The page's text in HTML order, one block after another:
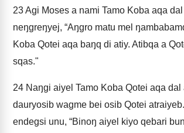
23Agi Moses a nami Tamo Koba aqa
neŋgreŋyej, “Aŋgro matu mel
Koba Qotei aqa baŋq di atiy. Atibqa a
sqas."
24 Naŋgi aiyel Tamo Koba Qotei aqa dal
dauryosib wagme bei osib Qotei
endegsi unu, “Binoŋ aiyel kiyo qebari